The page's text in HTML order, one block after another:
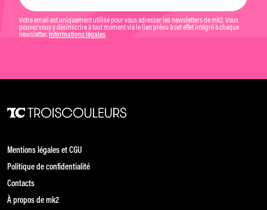
Votre email est uniquement utilisé pour vous adresser les newsletters de mk2. Vous
pouvez vous y désinscrire à tout moment via le lien prévu à cet effet intégré à chaque
newsletter. Informations légales
Mentions légales et CGU
Politique de confidentialité
Contacts
À propos de mk2